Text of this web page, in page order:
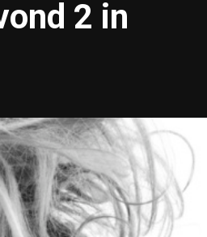
2 in
officieel getrouwd met Travis